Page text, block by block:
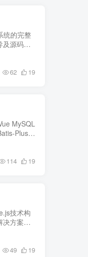
统的完整
及源码下
62 19
MySQL
Plus优
114 19
技术构
决方案。
49 19